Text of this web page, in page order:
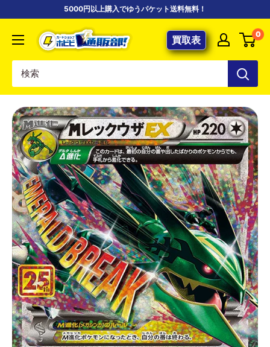
5000円以上購入でゆうパケット送料無料！
【ポ
ケ
専
門
店】
カ
ー
ド
シ
ョ
ッ
プ
ホ
ビ
ビ
通
販
部
買取表 0